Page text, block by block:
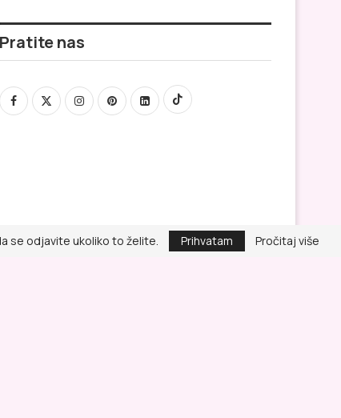
sa uređajem za kućni
tretman lica: rezultati...
Najbolji šamponi za
Pratite nas
se odjavite ukoliko to želite. Prihvatam
Pročitaj više